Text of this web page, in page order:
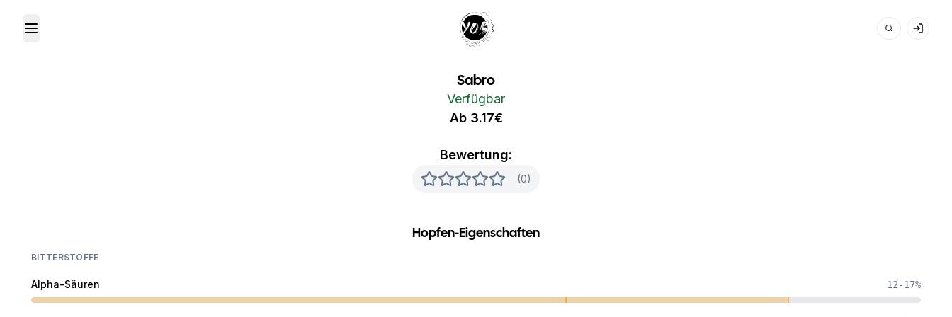
Toggle Menu Your Own Beer
Sabro
Bewertung:
(0)
Verfügbar
Ab 3.17€
Hopfen-Eigenschaften
BITTERSTOFFE
Alpha-Säuren 12-17%